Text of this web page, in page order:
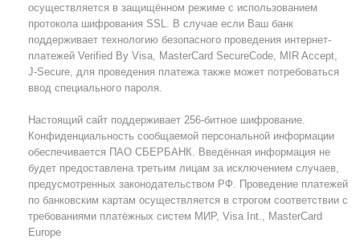
осуществляется в защищённом режиме с использованием
протокола шифрования SSL. В случае если Ваш банк
поддерживает технологию безопасного проведения интернет-
платежей Verified By Visa, MasterCard SecureCode, MIR Accept,
J-Secure, для проведения платежа также может потребоваться
ввод специального пароля.
Настоящий сайт поддерживает 256-битное шифрование.
Конфиденциальность сообщаемой персональной информации
обеспечивается ПАО СБЕРБАНК. Введённая информация не
будет предоставлена третьим лицам за исключением случаев,
предусмотренных законодательством РФ. Проведение платежей
по банковским картам осуществляется в строгом соответствии с
требованиями платёжных систем МИР, Visa Int., MasterCard
Europe